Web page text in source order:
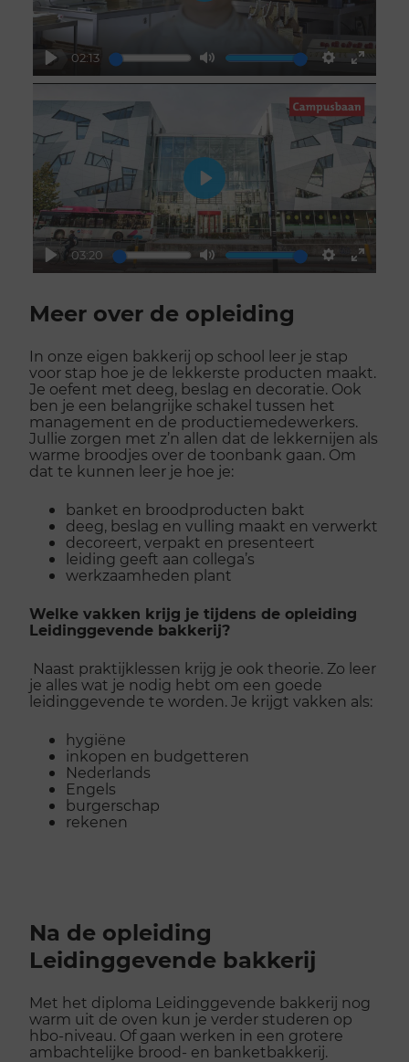
Play
02:13
Mute Settings
Enter
Play
03:20
Mute Settings
Enter
Play
galerij
Meer over de opleiding
In onze eigen bakkerij op school leer je stap
voor stap hoe je de lekkerste producten maakt.
Je oefent met deeg, beslag en decoratie. Ook
ben je een belangrijke schakel tussen het
management en de productiemedewerkers.
Jullie zorgen met z’n allen dat de lekkernijen als
warme broodjes over de toonbank gaan. Om
dat te kunnen leer je hoe je:
banket en broodproducten bakt
deeg, beslag en vulling maakt en verwerkt
decoreert, verpakt en presenteert
leiding geeft aan collega’s
werkzaamheden plant
Welke vakken krijg je tijdens de opleiding
Leidinggevende bakkerij?
Naast praktijklessen krijg je ook theorie. Zo leer
je alles wat je nodig hebt om een goede
leidinggevende te worden. Je krijgt vakken als:
hygiëne
inkopen en budgetteren
Nederlands
Engels
burgerschap
rekenen
Na de opleiding
Leidinggevende bakkerij
Met het diploma Leidinggevende bakkerij nog
warm uit de oven kun je verder studeren op
hbo-niveau. Of gaan werken in een grotere
ambachtelijke brood- en banketbakkerij.